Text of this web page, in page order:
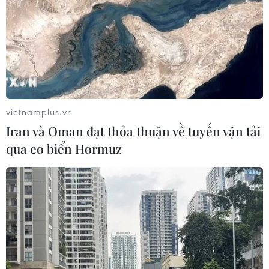
đồng
03/08/2026 13:47
TotalEnergies thâu tóm một phần
mảng năng lượng tái tạo của Shell
03/08/2026 10:33
Xây dựng thương hiệu mạnh cho
doanh nghiệp Việt
03/08/2026 03:14
Savan 1 và hành trình 25 năm của
một tài sản nhiều tỷ đô
vietnamplus.vn
Iran và Oman đạt thỏa thuận về tuyến vận tải
qua eo biển Hormuz